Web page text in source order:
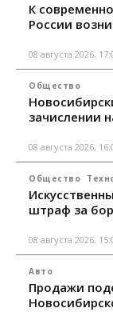
К
России
08 августа 2026,
Общество
зачислении
08 августа 2026,
Общество
штраф за
08 августа 2026,
Авто
Продажи